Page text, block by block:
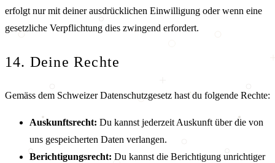
erfolgt nur mit deiner ausdrücklichen Einwilligung oder wenn eine
gesetzliche Verpflichtung dies zwingend erfordert.
14. Deine Rechte
Gemäss dem Schweizer Datenschutzgesetz hast du folgende Rechte:
Auskunftsrecht: Du kannst jederzeit Auskunft über die von
uns gespeicherten Daten verlangen.
Berichtigungsrecht: Du kannst die Berichtigung unrichtiger